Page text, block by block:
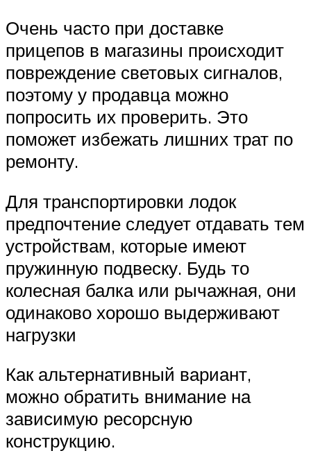
Очень часто при доставке
прицепов в магазины происходит
повреждение световых сигналов,
поэтому у продавца можно
попросить их проверить. Это
поможет избежать лишних трат по
ремонту.
Для транспортировки лодок
предпочтение следует отдавать тем
устройствам, которые имеют
пружинную подвеску. Будь то
колесная балка или рычажная, они
одинаково хорошо выдерживают
нагрузки
Как альтернативный вариант,
можно обратить внимание на
зависимую ресорсную
конструкцию.